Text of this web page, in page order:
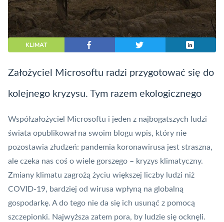
KLIMAT
Założyciel Microsoftu radzi przygotować się do
kolejnego kryzysu. Tym razem ekologicznego
Współzałożyciel Microsoftu i jeden z najbogatszych ludzi
świata opublikował na swoim blogu wpis, który nie
pozostawia złudzeń: pandemia koronawirusa jest straszna,
ale czeka nas coś o wiele gorszego – kryzys klimatyczny.
Zmiany klimatu zagrożą życiu większej liczby ludzi niż
COVID-19, bardziej od wirusa wpłyną na globalną
gospodarkę. A do tego nie da się ich usunąć z pomocą
szczepionki. Najwyższa zatem pora, by ludzie się ocknęli.